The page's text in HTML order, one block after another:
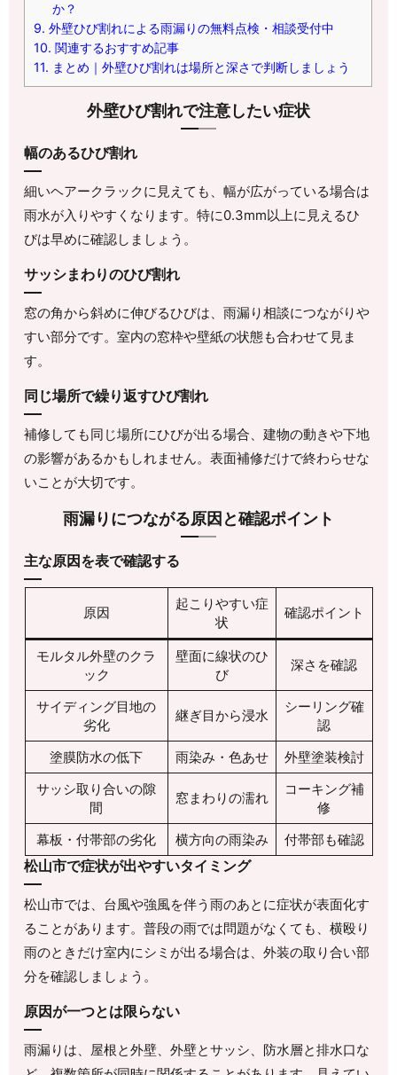
か？
9. 外壁ひび割れによる雨漏りの無料点検・相談受付中
10. 関連するおすすめ記事
11. まとめ｜外壁ひび割れは場所と深さで判断しましょう
外壁ひび割れで注意したい症状
幅のあるひび割れ
細いヘアークラックに見えても、幅が広がっている場合は
雨水が入りやすくなります。特に0.3mm以上に見えるひ
びは早めに確認しましょう。
サッシまわりのひび割れ
窓の角から斜めに伸びるひびは、雨漏り相談につながりや
すい部分です。室内の窓枠や壁紙の状態も合わせて見ま
す。
同じ場所で繰り返すひび割れ
補修しても同じ場所にひびが出る場合、建物の動きや下地
の影響があるかもしれません。表面補修だけで終わらせな
いことが大切です。
雨漏りにつながる原因と確認ポイント
主な原因を表で確認する
原因
起こりやすい症
状
確認ポイント
モルタル外壁のクラ
ック
壁面に線状のひ
び
深さを確認
サイディング目地の
劣化
継ぎ目から浸水
シーリング確
認
塗膜防水の低下
雨染み・色あせ
外壁塗装検討
サッシ取り合いの隙
間
窓まわりの濡れ
コーキング補
修
幕板・付帯部の劣化
横方向の雨染み 付帯部も確認
松山市で症状が出やすいタイミング
松山市では、台風や強風を伴う雨のあとに症状が表面化す
ることがあります。普段の雨では問題がなくても、横殴り
雨のときだけ室内にシミが出る場合は、外装の取り合い部
分を確認しましょう。
原因が一つとは限らない
雨漏りは、屋根と外壁、外壁とサッシ、防水層と排水口な